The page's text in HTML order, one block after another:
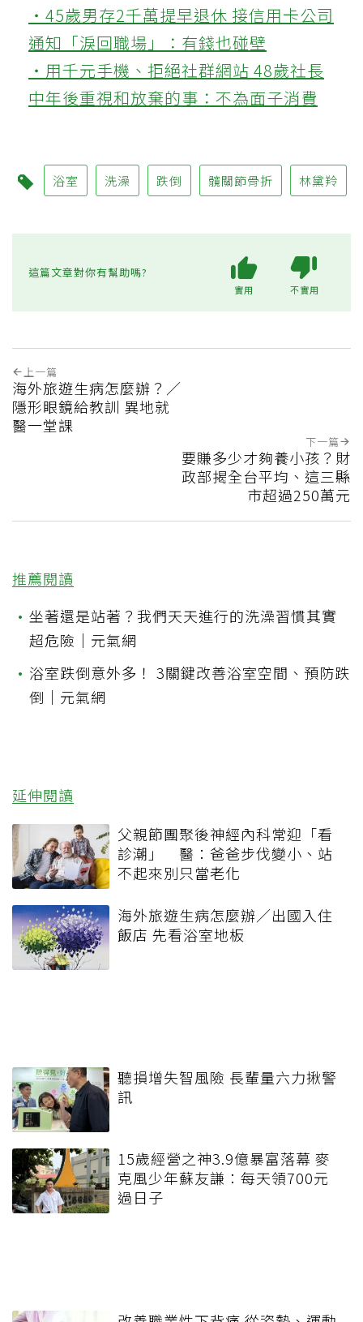
‧45歲男存2千萬提早退休 接信用卡公司
通知「淚回職場」：有錢也碰壁
‧用千元手機、拒絕社群網站 48歲社長
中年後重視和放棄的事：不為面子消費
浴室 洗澡 跌倒 髖關節骨折 林黛羚
這篇文章對你有幫助嗎?
實用 不實用
上一篇
海外旅遊生病怎麼辦？／
隱形眼鏡給教訓 異地就
醫一堂課
下一篇
要賺多少才夠養小孩？財
政部揭全台平均、這三縣
市超過250萬元
推薦閱讀
• 坐著還是站著？我們天天進行的洗澡習慣其實
超危險｜元氣網
• 浴室跌倒意外多！ 3關鍵改善浴室空間、預防跌
倒｜元氣網
延伸閱讀
父親節團聚後神經內科常迎「看
診潮」 醫：爸爸步伐變小、站
不起來別只當老化
海外旅遊生病怎麼辦／出國入住
飯店 先看浴室地板
聽損增失智風險 長輩量六力揪警
訊
15歲經營之神3.9億暴富落幕 麥
克風少年蘇友謙：每天領700元
過日子